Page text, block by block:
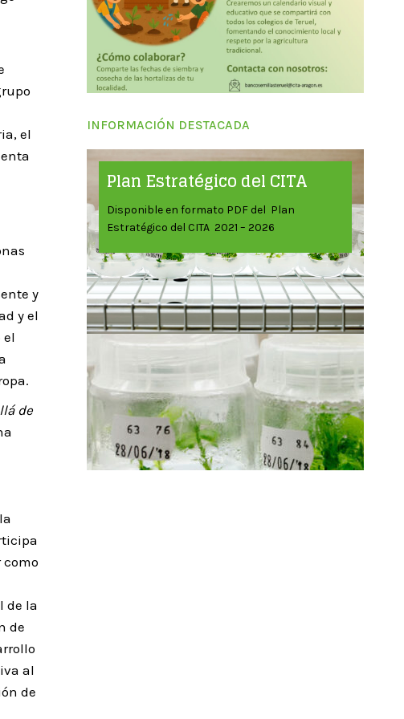
el
y
y el
el
de
de la
de
al
de
INFORMACIÓN DESTACADA
Plan Estratégico del CITA
Disponible en formato PDF del Plan
Estratégico del CITA 2021 – 2026